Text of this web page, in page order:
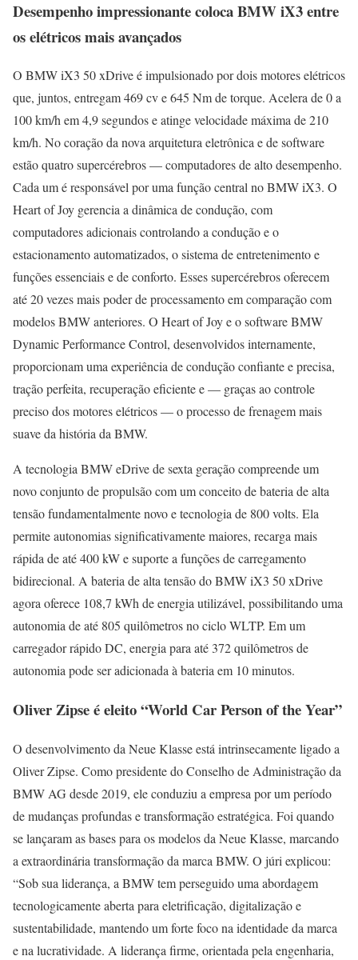
Desempenho impressionante coloca BMW iX3 entre
os elétricos mais avançados
O BMW iX3 50 xDrive é impulsionado por dois motores elétricos
que, juntos, entregam 469 cv e 645 Nm de torque. Acelera de 0 a
100 km/h em 4,9 segundos e atinge velocidade máxima de 210
km/h. No coração da nova arquitetura eletrônica e de software
estão quatro supercérebros — computadores de alto desempenho.
Cada um é responsável por uma função central no BMW iX3. O
Heart of Joy gerencia a dinâmica de condução, com
computadores adicionais controlando a condução e o
estacionamento automatizados, o sistema de entretenimento e
funções essenciais e de conforto. Esses supercérebros oferecem
até 20 vezes mais poder de processamento em comparação com
modelos BMW anteriores. O Heart of Joy e o software BMW
Dynamic Performance Control, desenvolvidos internamente,
proporcionam uma experiência de condução confiante e precisa,
tração perfeita, recuperação eficiente e — graças ao controle
preciso dos motores elétricos — o processo de frenagem mais
suave da história da BMW.
A tecnologia BMW eDrive de sexta geração compreende um
novo conjunto de propulsão com um conceito de bateria de alta
tensão fundamentalmente novo e tecnologia de 800 volts. Ela
permite autonomias significativamente maiores, recarga mais
rápida de até 400 kW e suporte a funções de carregamento
bidirecional. A bateria de alta tensão do BMW iX3 50 xDrive
agora oferece 108,7 kWh de energia utilizável, possibilitando uma
autonomia de até 805 quilômetros no ciclo WLTP. Em um
carregador rápido DC, energia para até 372 quilômetros de
autonomia pode ser adicionada à bateria em 10 minutos.
Oliver Zipse é eleito “World Car Person of the Year”
O desenvolvimento da Neue Klasse está intrinsecamente ligado a
Oliver Zipse. Como presidente do Conselho de Administração da
BMW AG desde 2019, ele conduziu a empresa por um período
de mudanças profundas e transformação estratégica. Foi quando
se lançaram as bases para os modelos da Neue Klasse, marcando
a extraordinária transformação da marca BMW. O júri explicou:
“Sob sua liderança, a BMW tem perseguido uma abordagem
tecnologicamente aberta para eletrificação, digitalização e
sustentabilidade, mantendo um forte foco na identidade da marca
e na lucratividade. A liderança firme, orientada pela engenharia,